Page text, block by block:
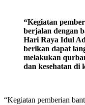
“Kegiatan
berjalan dengan
Hari Raya Idul
berikan dapat
melakukan
dan kesehatan di
“Kegiatan pemberian